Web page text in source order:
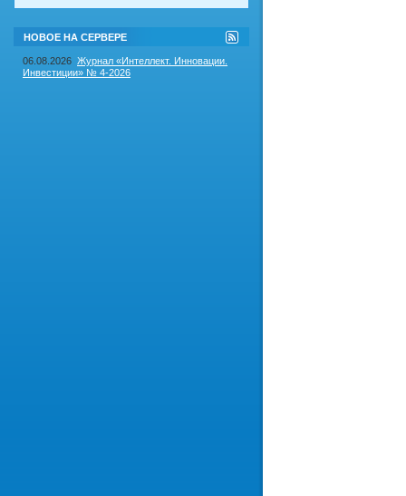
НОВОЕ НА СЕРВЕРЕ
RSS-
лента
на
06.08.2026 Журнал «Интеллект. Инновации.
Инвестиции» № 4-2026